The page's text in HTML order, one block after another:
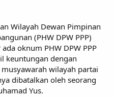
Wilayah Dewan Pimpinan
(PHW DPW PPP)
oknum PHW DPW PPP
keuntungan dengan
wilayah partai
dibatalkan oleh seorang
Yus.